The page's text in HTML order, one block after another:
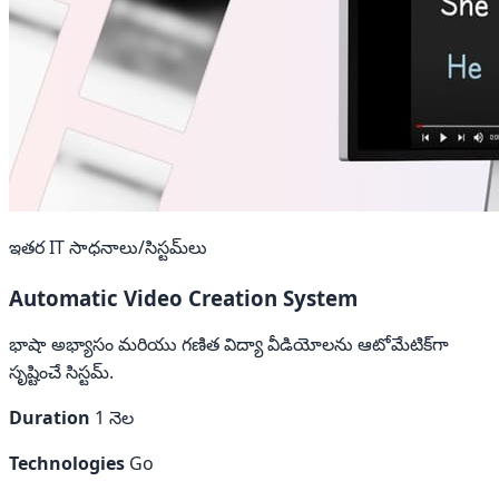
ఇతర IT సాధనాలు/సిస్టమ్‌లు
Automatic Video Creation System
భాషా అభ్యాసం మరియు గణిత విద్యా వీడియోలను ఆటోమేటిక్‌గా
సృష్టించే సిస్టమ్.
Duration 1 నెల
Technologies Go